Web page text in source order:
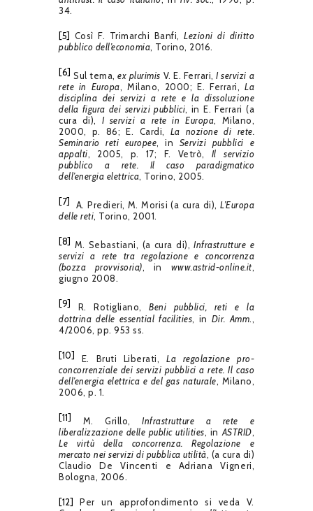
34.
[5] Così F. Trimarchi Banfi,Lezioni di diritto
pubblico dell’economia, Torino, 2016.
[6] Sul tema,ex plurimis V. E. Ferrari,I servizi a
rete in Europa, Milano, 2000; E. Ferrari,La
disciplina dei servizi a rete e la dissoluzione
della figura dei servizi pubblici, in E. Ferrari (a
cura di), I servizi a rete in Europa, Milano,
2000, p. 86; E. Cardi, La nozione di rete.
Seminario reti europee, in Servizi pubblici e
appalti, 2005, p. 17; F. Vetrò, Il servizio
pubblico a rete. Il caso paradigmatico
dell’energia elettrica, Torino, 2005.
[7] A. Predieri, M. Morisi (a cura di), L’Europa
delle reti, Torino, 2001.
[8] M. Sebastiani, (a cura di),Infrastrutture e
servizi a rete tra regolazione e concorrenza
(bozza provvisoria), in www.astrid-online.it,
giugno 2008.
[9] R. Rotigliano,
Beni pubblici, reti e la
dottrina delle essential facilities, in Dir. Amm.,
4/2006, pp. 953 ss.
[10] E. Bruti Liberati, La regolazione pro-
concorrenziale dei servizi pubblici a rete. Il caso
dell’energia elettrica e del gas naturale, Milano,
2006, p. 1.
[11] M. Grillo,Infrastrutture a rete e
liberalizzazione delle public utilities, inASTRID,
Le virtù della concorrenza. Regolazione e
mercato nei servizi di pubblica utilità, (a cura di)
Claudio De Vincenti e Adriana Vigneri,
Bologna, 2006.
[12]
Per un approfondimento si veda V.